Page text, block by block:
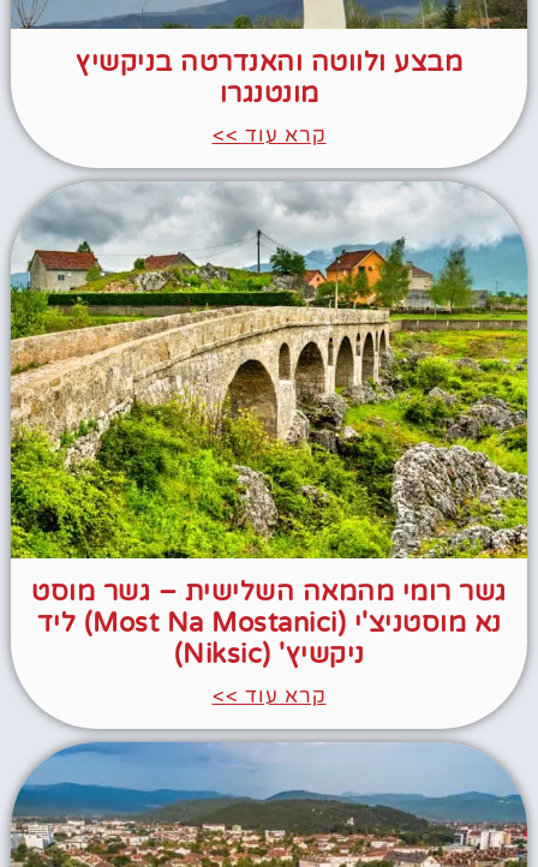
מבצע ולווטה והאנדרטה בניקשיץ
מונטנגרו
קרא עוד >>
גשר רומי מהמאה השלישית – גשר מוסט
נא מוסטניצ'י (Most Na Mostanici) ליד
ניקשיץ' (Niksic)
קרא עוד >>